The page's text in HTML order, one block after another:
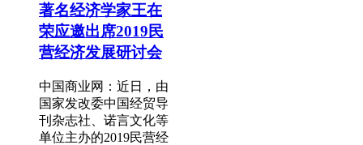
著名经济学家王在
荣应邀出席2019民
营经济发展研讨会
中国商业网：近日，由
国家发改委中国经贸导
刊杂志社、诺言文化等
单位主办的2019民营经